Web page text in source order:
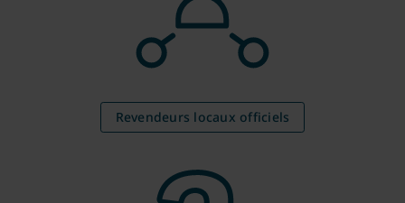
Revendeurs locaux officiels